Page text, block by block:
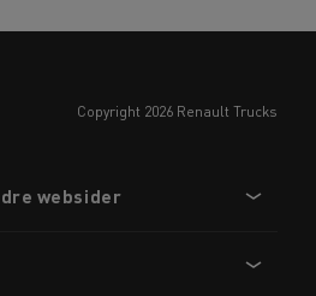
copyright 2026 Renault Trucks
websider